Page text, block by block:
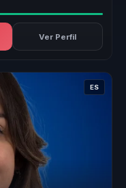
Ver Perfil
ES